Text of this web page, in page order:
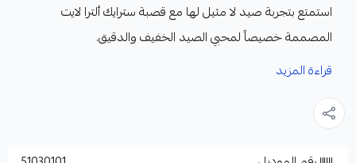
استمتع بتجربة صيد لا مثيل لها مع قصبة سترايك ألترا لايت
المصممة خصيصاً لمحبي الصيد الخفيف والدقيق.
قصبة تجمع بين الخفة الفائقة، الحساسية العالية، والتوازن المثالي،
احترافية ومتعة.
قراءة المزيد